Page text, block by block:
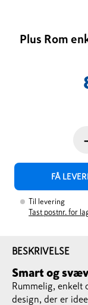
Plus Rom
FÅ
Til levering
Tast postnr. for
BESKRIVELSE
Smart og
Rummelig, enkelt
design, der er